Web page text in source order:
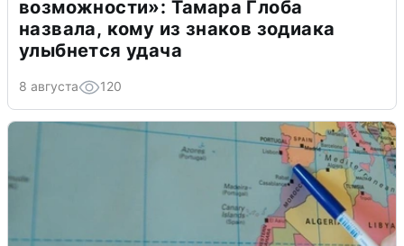
возможности»: Тамара Глоба
назвала, кому из знаков зодиака
улыбнется удача
8 августа 120